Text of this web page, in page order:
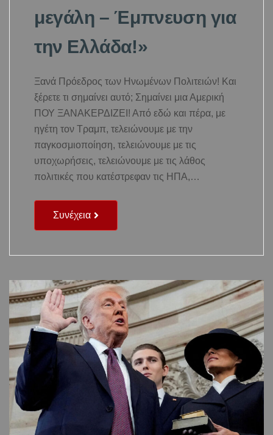
μεγάλη – Έμπνευση για
την Ελλάδα!»
Ξανά Πρόεδρος των Ηνωμένων Πολιτειών! Και
ξέρετε τι σημαίνει αυτό; Σημαίνει μια Αμερική
ΠΟΥ ΞΑΝΑΚΕΡΔΙΖΕΙ! Από εδώ και πέρα, με
ηγέτη τον Τραμπ, τελειώνουμε με την
παγκοσμιοποίηση, τελειώνουμε με τις
υποχωρήσεις, τελειώνουμε με τις λάθος
πολιτικές που κατέστρεφαν τις ΗΠΑ,…
Συνέχεια